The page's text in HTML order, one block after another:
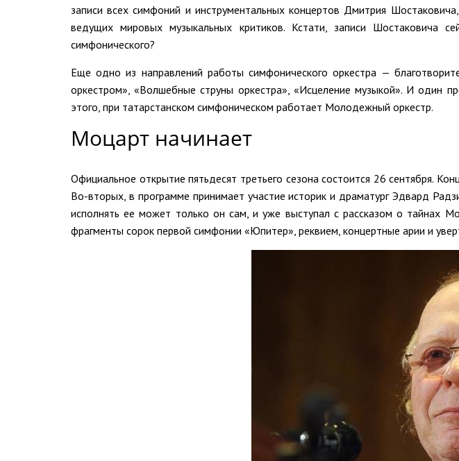
записи всех симфоний и инструментальных концертов Дмитрия
ведущих мировых музыкальных критиков. Кстати, записи Шостаковича
симфонического?
Еще одно из направлений работы симфонического оркестра —
оркестром», «Волшебные струны оркестра», «Исцеление музыкой». И
этого, при татарстанском симфоническом работает Молодежный оркестр.
Моцарт начинает
Официальное открытие пятьдесят третьего сезона состоится 26 сентября.
Во-вторых, в программе принимает участие историк и драматург Эдвард
исполнять ее может только он сам, и уже выступал с рассказом о тайнах
фрагменты сорок первой симфонии «Юпитер», реквием, концертные арии и